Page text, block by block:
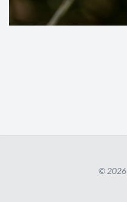
© 2026